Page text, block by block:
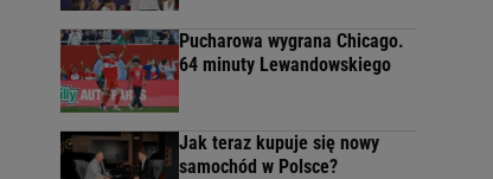
Pucharowa wygrana Chicago.
64 minuty Lewandowskiego
Jak teraz kupuje się nowy
samochód w Polsce?